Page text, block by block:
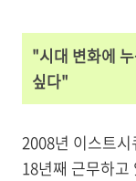
"시대 변화에
싶다"
2008년 이스트
18년째 근무하고